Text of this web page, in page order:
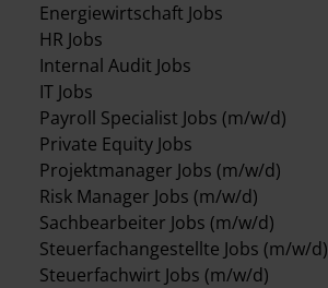
Energiewirtschaft Jobs
HR Jobs
Internal Audit Jobs
IT Jobs
Payroll Specialist Jobs (m/w/d)
Private Equity Jobs
Projektmanager Jobs (m/w/d)
Risk Manager Jobs (m/w/d)
Sachbearbeiter Jobs (m/w/d)
Steuerfachangestellte Jobs (m/w/d)
Steuerfachwirt Jobs (m/w/d)